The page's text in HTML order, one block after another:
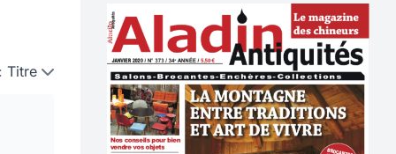
Titre